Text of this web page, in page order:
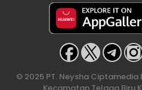
© 2025 PT. Neysha Ciptamedia